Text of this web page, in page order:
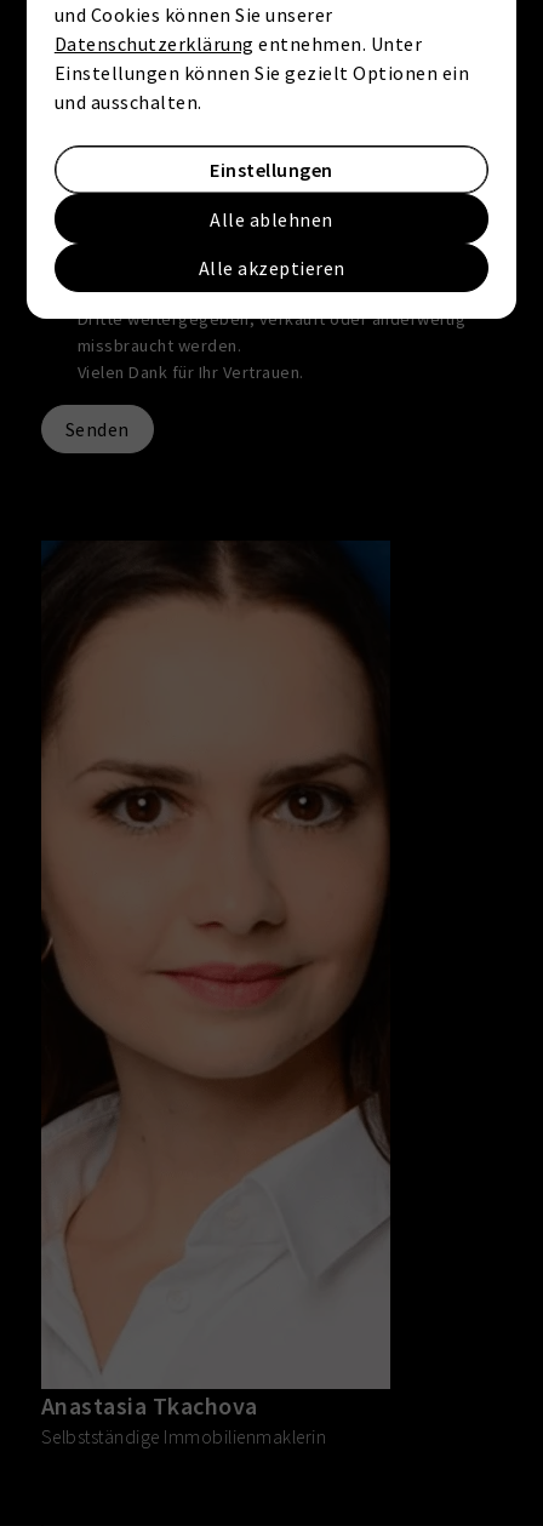
E-Mail *
Mit diesem Haken bestätigen Sie, dass Sie die
zur Kenntnis genommen haben.
Wir nehmen den Schutz Ihrer Daten ernst. Alle
Informationen, die Sie über dieses Kontaktformular
senden, werden streng vertraulich behandelt. Wir
garantieren, dass Ihre persönlichen Daten nicht an
Dritte weitergegeben, verkauft oder anderweitig
missbraucht werden.
Vielen Dank für Ihr Vertrauen.
Senden
Anastasia Tkachova
Selbstständige Immobilienmaklerin
und Cookies können Sie unserer
Datenschutzerklärung entnehmen. Unter
Einstellungen können Sie gezielt Optionen ein
und ausschalten.
Einstellungen
Alle ablehnen
Alle akzeptieren